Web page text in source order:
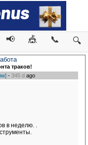
📢 🎪 📞 🔍
траков!
- 345 dago
в неделю. .